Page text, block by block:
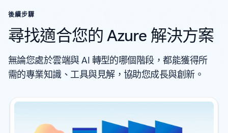
後續步驟
尋找適合您的 Azure 解決方案
無論您處於雲端與 AI 轉型的哪個階段，都能獲得所
需的專業知識、工具與見解，協助您成長與創新。